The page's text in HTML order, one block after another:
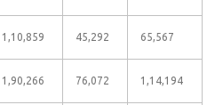
1,10,859 45,292 65,567
1,90,266 76,072 1,14,194